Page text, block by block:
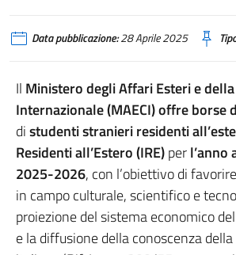
Data pubblicazione:28 Aprile 2025
Il Ministero degli Affari Esteri e
Internazionale (MAECI) offre borse
distudenti stranieri residenti
Residenti all’Estero (IRE)perl’anno
2025-2026, con l’obiettivo di
in campo culturale, scientifico e
proiezione del sistema economico
e la diffusione della conoscenza